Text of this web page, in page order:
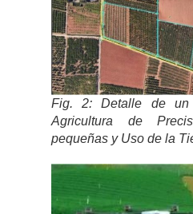
Fig. 2: Detalle de
Agricultura de
pequeñas y Uso de la